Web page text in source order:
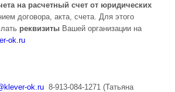
на расчетный счет от юридических
договора, акта, счета. Для этого
реквизиты Вашей организации на
ok.ru
ok.ru 8-913-084-1271 (Татьяна